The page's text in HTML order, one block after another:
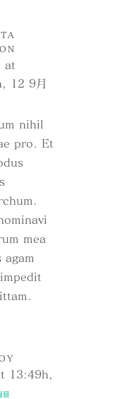
at
12 9月
nihil
pro. Et
mea
agam
13:49h,
信